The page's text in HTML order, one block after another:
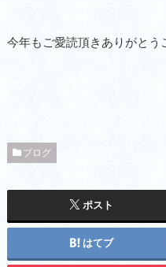
今年もご愛読頂きありがとう
ブログ
ポスト
はてブ